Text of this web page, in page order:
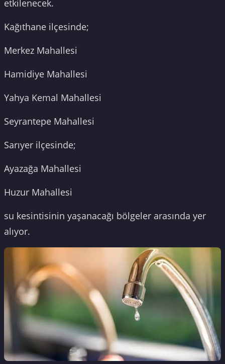
etkilenecek.
Kağıthane ilçesinde;
Merkez Mahallesi
Hamidiye Mahallesi
Yahya Kemal Mahallesi
Seyrantepe Mahallesi
Sarıyer ilçesinde;
Ayazağa Mahallesi
Huzur Mahallesi
su kesintisinin yaşanacağı bölgeler arasında yer
alıyor.